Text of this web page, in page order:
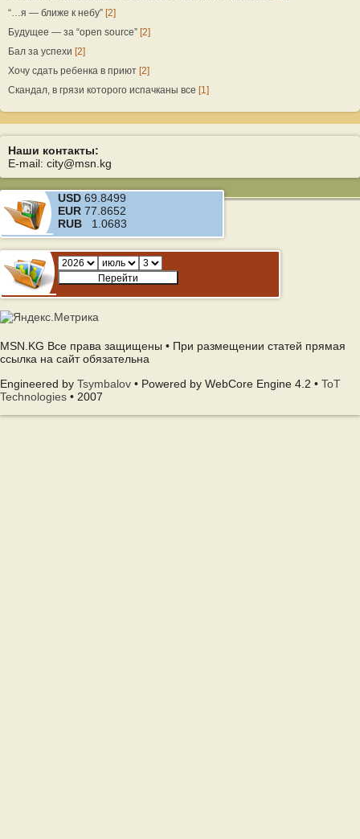
“…я — ближе к небу” [2]
Будущее — за “open source” [2]
Бал за успехи [2]
Хочу сдать ребенка в приют [2]
Скандал, в грязи которого испачканы все [1]
Наши контакты:
E-mail: city@msn.kg
USD 69.8499
EUR 77.8652
RUB 1.0683
MSN.KG Все права защищены • При размещении статей прямая
ссылка на сайт обязательна
Engineered by Tsymbalov • Powered by WebCore Engine 4.2 • ToT
Technologies • 2007